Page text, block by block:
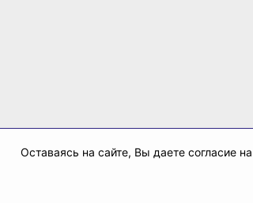
Оставаясь на сайте, Вы даете согласие